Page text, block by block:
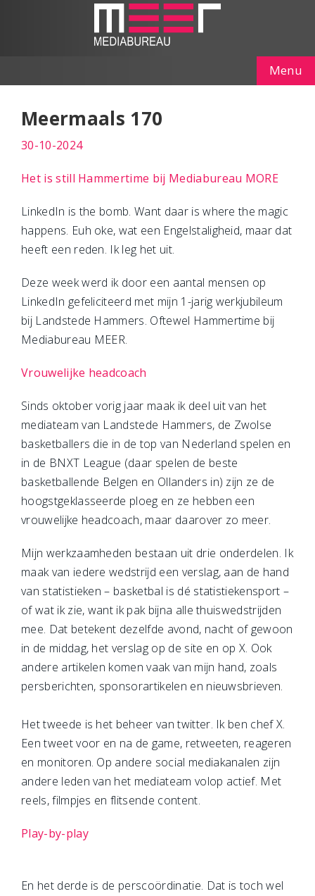
Menu
Meermaals 170
30-10-2024
Het is still Hammertime bij Mediabureau MORE
LinkedIn is the bomb. Want daar is where the magic
happens. Euh oke, wat een Engelstaligheid, maar dat
heeft een reden. Ik leg het uit.
Deze week werd ik door een aantal mensen op
LinkedIn gefeliciteerd met mijn 1-jarig werkjubileum
bij Landstede Hammers. Oftewel Hammertime bij
Mediabureau MEER.
Vrouwelijke headcoach
Sinds oktober vorig jaar maak ik deel uit van het
mediateam van Landstede Hammers, de Zwolse
basketballers die in de top van Nederland spelen en
in de BNXT League (daar spelen de beste
basketballende Belgen en Ollanders in) zijn ze de
hoogstgeklasseerde ploeg en ze hebben een
vrouwelijke headcoach, maar daarover zo meer.
Mijn werkzaamheden bestaan uit drie onderdelen. Ik
maak van iedere wedstrijd een verslag, aan de hand
van statistieken – basketbal is dé statistiekensport –
of wat ik zie, want ik pak bijna alle thuiswedstrijden
mee. Dat betekent dezelfde avond, nacht of gewoon
in de middag, het verslag op de site en op X. Ook
andere artikelen komen vaak van mijn hand, zoals
persberichten, sponsorartikelen en nieuwsbrieven.
Het tweede is het beheer van twitter. Ik ben chef X.
Een tweet voor en na de game, retweeten, reageren
en monitoren. Op andere social mediakanalen zijn
andere leden van het mediateam volop actief. Met
reels, filmpjes en flitsende content.
Play-by-play
En het derde is de perscoördinatie. Dat is toch wel